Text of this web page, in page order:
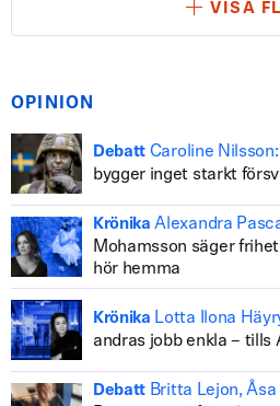
VISA
OPINION
Debatt Caroline Nilsson:
bygger inget starkt
Krönika Alexandra
Mohamsson säger
hör hemma
Krönika Lotta Ilona
andras jobb enkla – tills
Debatt Britta Lejon,